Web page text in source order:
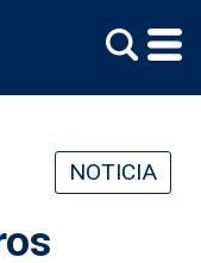
NOTICIA